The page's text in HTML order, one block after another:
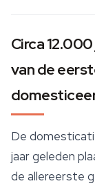
Circa
van de
De
jaar geleden
de allereerste